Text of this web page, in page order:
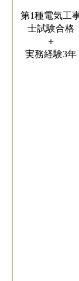
第1種電気工
士試験合格
＋
実務経験3年